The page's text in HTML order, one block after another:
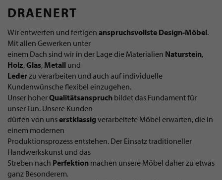
DRAENERT
Wir entwerfen und fertigen anspruchsvollste Design-Möbel.
Mit allen Gewerken unter
einem Dach sind wir in der Lage die Materialien Naturstein,
Holz,Glas, Metall und
Lederzu verarbeiten und auch auf individuelle
Kundenwünsche flexibel einzugehen.
Unser hoherQualitätsanspruch bildet das Fundament für
unser Tun. Unsere Kunden
dürfen von unserstklassigverarbeitete Möbel erwarten, die in
einem modernen
Produktionsprozess entstehen. Der Einsatz traditioneller
Handwerkskunst und das
Streben nach Perfektion machen unsere Möbel daher zu etwas
ganz Besonderem.